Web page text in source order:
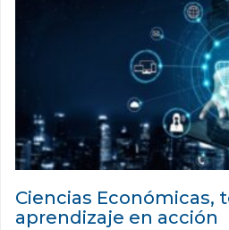
Ciencias Económicas,
aprendizaje en acción